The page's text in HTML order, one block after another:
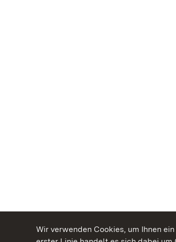
Wir verwenden Cookies, um Ihnen